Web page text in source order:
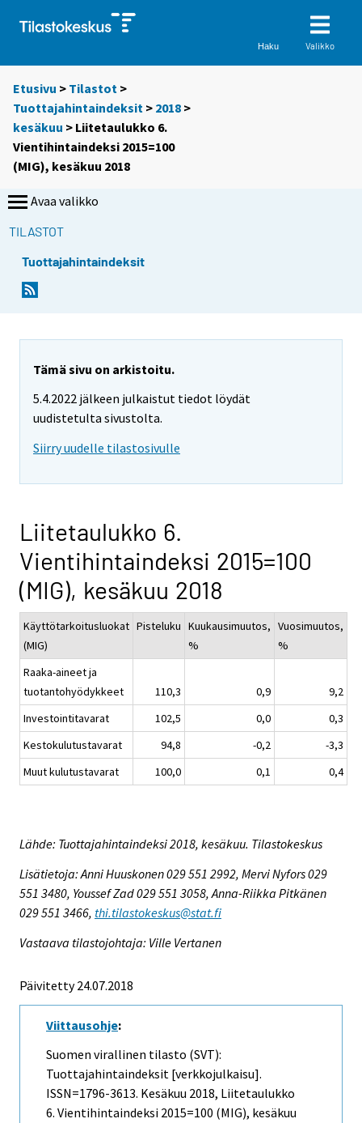
Haku Valikko
Etusivu > Tilastot >
Tuottajahintaindeksit > 2018 >
kesäkuu > Liitetaulukko 6.
Vientihintaindeksi 2015=100
(MIG), kesäkuu 2018
Avaa valikko
TILASTOT
Tuottajahintaindeksit
Tämä sivu on arkistoitu.
5.4.2022 jälkeen julkaistut tiedot löydät
uudistetulta sivustolta.
Siirry uudelle tilastosivulle
Liitetaulukko 6.
Vientihintaindeksi 2015=100
(MIG), kesäkuu 2018
Käyttötarkoitusluokat
(MIG)
Pisteluku Kuukausimuutos,
%
Vuosimuutos,
%
Raaka-aineet ja
tuotantohyödykkeet
110,3 0,9
9,2
Investointitavarat
102,5 0,0
0,3
Kestokulutustavarat
94,8 -0,2
-3,3
Muut kulutustavarat
100,0 0,1 0,4
Lähde: Tuottajahintaindeksi 2018, kesäkuu. Tilastokeskus
Lisätietoja: Anni Huuskonen 029 551 2992, Mervi Nyfors 029
551 3480, Youssef Zad 029 551 3058, Anna-Riikka Pitkänen
029 551 3466, thi.tilastokeskus@stat.fi
Vastaava tilastojohtaja: Ville Vertanen
Päivitetty 24.07.2018
Viittausohje:
Suomen virallinen tilasto (SVT):
Tuottajahintaindeksit [verkkojulkaisu].
ISSN=1796-3613. Kesäkuu 2018, Liitetaulukko
6. Vientihintaindeksi 2015=100 (MIG), kesäkuu